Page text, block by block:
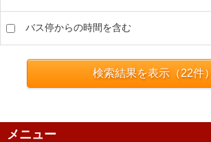
バス停からの時間を含む
検索結果を表示（22件）
メニュー